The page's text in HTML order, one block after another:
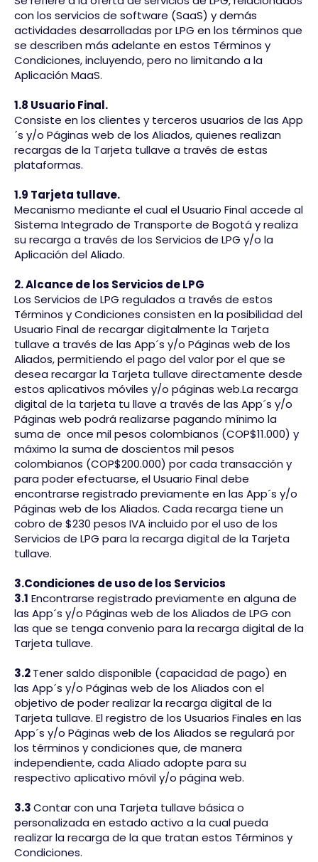
con los servicios de software (SaaS) y demás
actividades desarrolladas por LPG en los términos que
se describen más adelante en estos Términos y
Condiciones, incluyendo, pero no limitando a la
Aplicación MaaS.
1.8 Usuario Final.
Consiste en los clientes y terceros usuarios de las App
´s y/o Páginas web de los Aliados, quienes realizan
recargas de la Tarjeta tullave a través de estas
plataformas.
1.9 Tarjeta tullave.
Mecanismo mediante el cual el Usuario Final accede al
Sistema Integrado de Transporte de Bogotá y realiza
su recarga a través de los Servicios de LPG y/o la
Aplicación del Aliado.
2. Alcance de los Servicios de LPG
Los Servicios de LPG regulados a través de estos
Términos y Condiciones consisten en la posibilidad del
Usuario Final de recargar digitalmente la Tarjeta
tullave a través de las App´s y/o Páginas web de los
Aliados, permitiendo el pago del valor por el que se
desea recargar la Tarjeta tullave directamente desde
estos aplicativos móviles y/o páginas web.La recarga
digital de la tarjeta tu llave a través de las App´s y/o
Páginas web podrá realizarse pagando mínimo la
suma de once mil pesos colombianos (COP$11.000) y
máximo la suma de doscientos mil pesos
colombianos (COP$200.000) por cada transacción y
para poder efectuarse, el Usuario Final debe
encontrarse registrado previamente en las App´s y/o
Páginas web de los Aliados. Cada recarga tiene un
cobro de $230 pesos IVA incluido por el uso de los
Servicios de LPG para la recarga digital de la Tarjeta
tullave.
3.Condiciones de uso de los Servicios
3.1 Encontrarse registrado previamente en alguna de
las App´s y/o Páginas web de los Aliados de LPG con
las que se tenga convenio para la recarga digital de la
Tarjeta tullave.
3.2Tener saldo disponible (capacidad de pago) en
las App´s y/o Páginas web de los Aliados con el
objetivo de poder realizar la recarga digital de la
Tarjeta tullave. El registro de los Usuarios Finales en las
App´s y/o Páginas web de los Aliados se regulará por
los términos y condiciones que, de manera
independiente, cada Aliado adopte para su
respectivo aplicativo móvil y/o página web.
3.3Contar con una Tarjeta tullave básica o
personalizada en estado activo a la cual pueda
realizar la recarga de la que tratan estos Términos y
Condiciones.